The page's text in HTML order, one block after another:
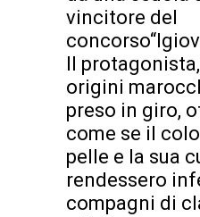
vincitore del
Il
origini
preso in giro,
come se il
pelle e la sua
rendessero
compagni di